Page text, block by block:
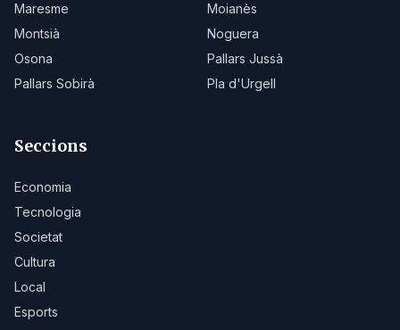
Maresme
Moianès
Montsià
Noguera
Osona
Pallars Jussà
Pallars Sobirà
Pla d'Urgell
Seccions
Economia
Tecnologia
Societat
Cultura
Local
Esports